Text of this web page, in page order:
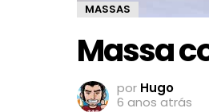
MASSAS
Massa
por Hugo
6 anos atrás